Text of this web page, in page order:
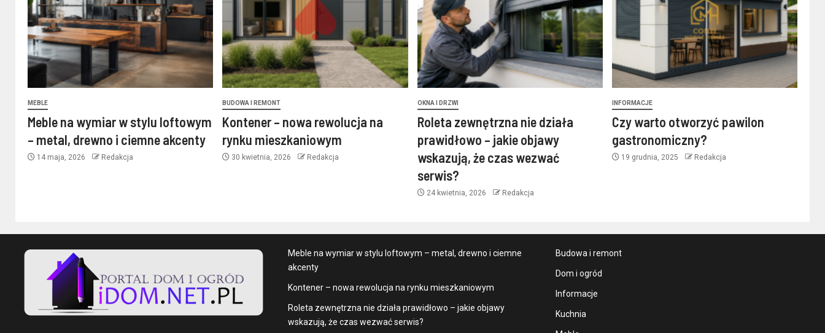
MEBLE
Meble na wymiar w stylu loftowym
– metal, drewno i ciemne akcenty
14 maja, 2026 Redakcja
BUDOWA I REMONT
Kontener – nowa rewolucja na
rynku mieszkaniowym
30 kwietnia, 2026 Redakcja
OKNA I DRZWI
Roleta zewnętrzna nie działa
prawidłowo – jakie objawy
wskazują, że czas wezwać
serwis?
24 kwietnia, 2026 Redakcja
INFORMACJE
Czy warto otworzyć pawilon
gastronomiczny?
19 grudnia, 2025 Redakcja
Meble na wymiar w stylu loftowym – metal, drewno i ciemne
akcenty
Kontener – nowa rewolucja na rynku mieszkaniowym
Roleta zewnętrzna nie działa prawidłowo – jakie objawy
wskazują, że czas wezwać serwis?
Budowa i remont
Dom i ogród
Informacje
Kuchnia